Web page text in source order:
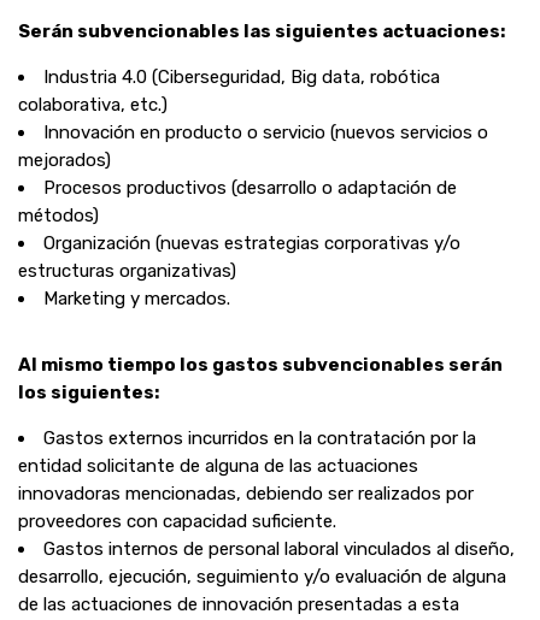
Serán subvencionables las siguientes actuaciones:
Industria 4.0 (Ciberseguridad, Big data, robótica
colaborativa, etc.)
Innovación en producto o servicio (nuevos servicios o
mejorados)
Procesos productivos (desarrollo o adaptación de
métodos)
Organización (nuevas estrategias corporativas y/o
estructuras organizativas)
Marketing y mercados.
Al mismo tiempo los gastos subvencionables serán
los siguientes:
Gastos externos incurridos en la contratación por la
entidad solicitante de alguna de las actuaciones
innovadoras mencionadas, debiendo ser realizados por
proveedores con capacidad suficiente.
Gastos internos de personal laboral vinculados al diseño,
desarrollo, ejecución, seguimiento y/o evaluación de alguna
de las actuaciones de innovación presentadas a esta